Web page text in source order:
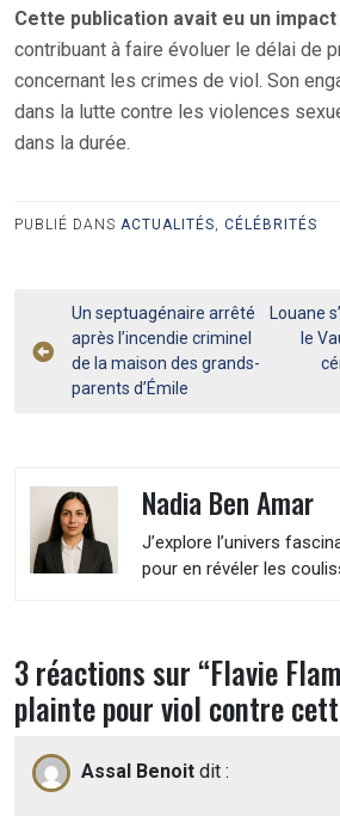
Cette publication avait eu un
contribuant à faire évoluer le délai de
concernant les crimes de viol. Son
dans la lutte contre les violences
dans la durée.
PUBLIÉ DANS ACTUALITÉS CÉLÉBRITÉS
Navigation
de
l’article
Un septuagénaire arrêté
après l’incendie criminel
de la maison des grands-
parents d’Émile
Louane
le
Nadia Ben Amar
J’explore l’univers
pour en révéler les
3 réactions sur “Flavie
plainte pour viol contre
Assal Benoit dit :